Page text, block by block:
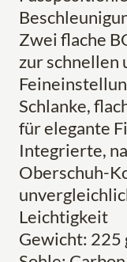
Zwei flache
zur schnellen
Schlanke,
für elegante
Integrierte,
Oberschuh-
Leichtigkeit
Gewicht: 225